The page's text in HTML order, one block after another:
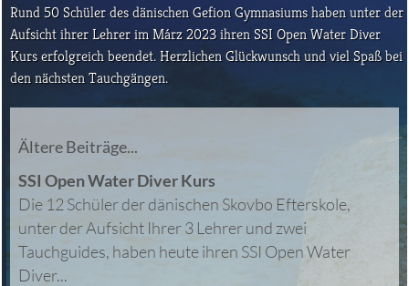
Ältere Beiträge...
SSI Open Water Diver Kurs
Die 12 Schüler der dänischen Skovbo Efterskole,
unter der Aufsicht Ihrer 3 Lehrer und zwei
Tauchguides, haben heute ihren SSI Open Water
Diver...
Rund 50 Schüler des dänischen Gefion Gymnasiums haben unter der
Aufsicht ihrer Lehrer im Márz 2023 ihren SSI Open Water Diver
Kurs erfolgreich beendet. Herzlichen Glückwunsch und viel Spaß bei
den nächsten Tauchgängen.